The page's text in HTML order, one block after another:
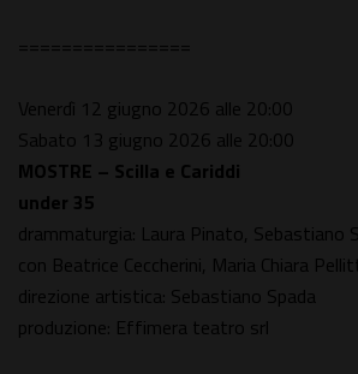
================
Venerdì 12 giugno 2026 alle 20:00
Sabato 13 giugno 2026 alle 20:00
MOSTRE – Scilla e Cariddi
under 35
drammaturgia: Laura Pinato, Sebastiano
con Beatrice Ceccherini, Maria Chiara
direzione artistica: Sebastiano Spada
produzione: Effimera teatro srl